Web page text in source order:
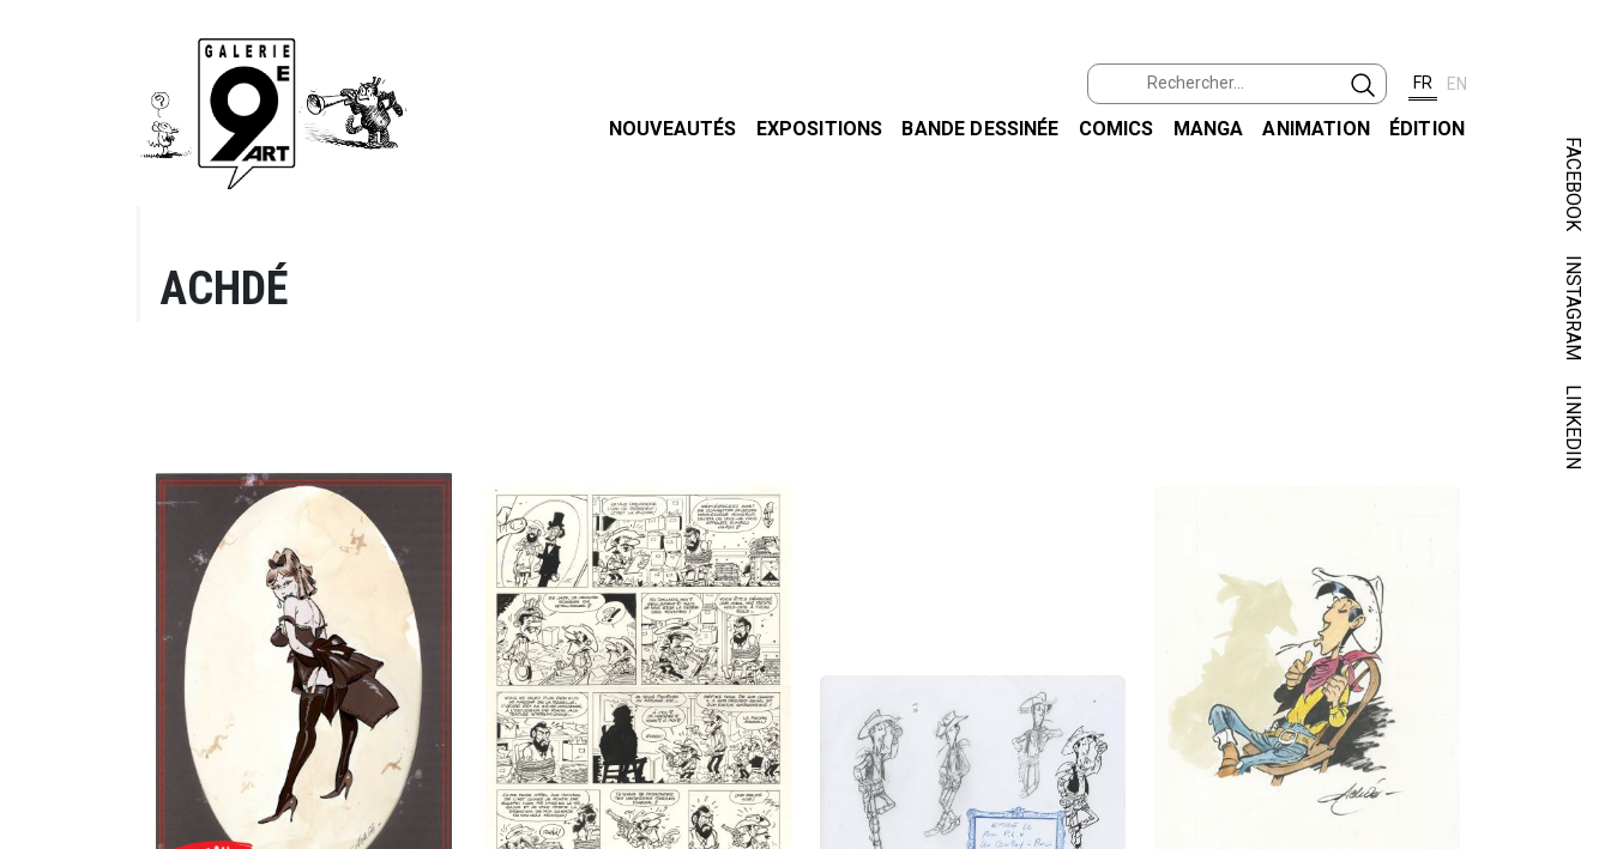
FR EN
NOUVEAUTÉS EXPOSITIONS BANDE DESSINÉE COMICS MANGA ANIMATION ÉDITION
FACEBOOK
INSTAGRAM
LINKEDIN
ACHDÉ